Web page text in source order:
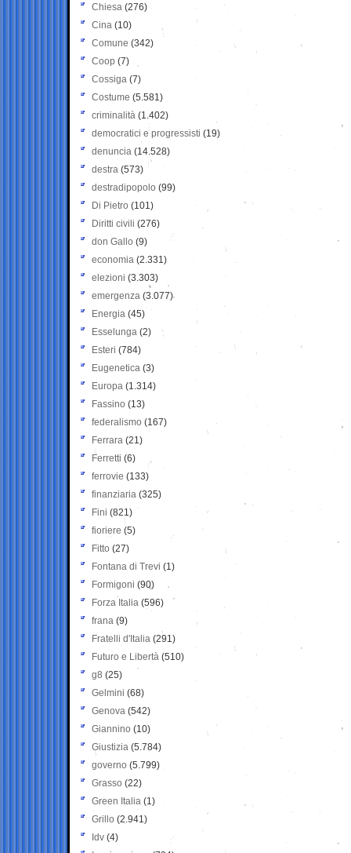
Chiesa (276)
Cina (10)
Comune (342)
Coop (7)
Cossiga (7)
Costume (5.581)
criminalità (1.402)
democratici e progressisti (19)
denuncia (14.528)
destra (573)
destradipopolo (99)
Di Pietro (101)
Diritti civili (276)
don Gallo (9)
economia (2.331)
elezioni (3.303)
emergenza (3.077)
Energia (45)
Esselunga (2)
Esteri (784)
Eugenetica (3)
Europa (1.314)
Fassino (13)
federalismo (167)
Ferrara (21)
Ferretti (6)
ferrovie (133)
finanziaria (325)
Fini (821)
fioriere (5)
Fitto (27)
Fontana di Trevi (1)
Formigoni (90)
Forza Italia (596)
frana (9)
Fratelli d'Italia (291)
Futuro e Libertà (510)
g8 (25)
Gelmini (68)
Genova (542)
Giannino (10)
Giustizia (5.784)
governo (5.799)
Grasso (22)
Green Italia (1)
Grillo (2.941)
Idv (4)